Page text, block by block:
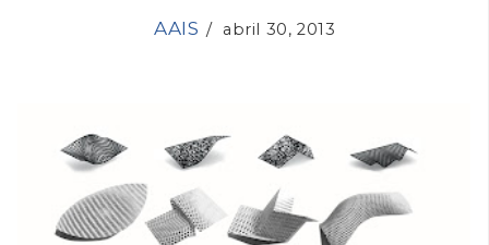
AAIS /abril 30, 2013